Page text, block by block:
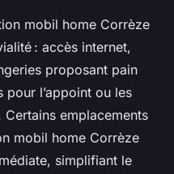
mobil home Corrèze
: accès internet,
proposant pain
l’appoint ou les
emplacements
mobil home Corrèze
simplifiant le